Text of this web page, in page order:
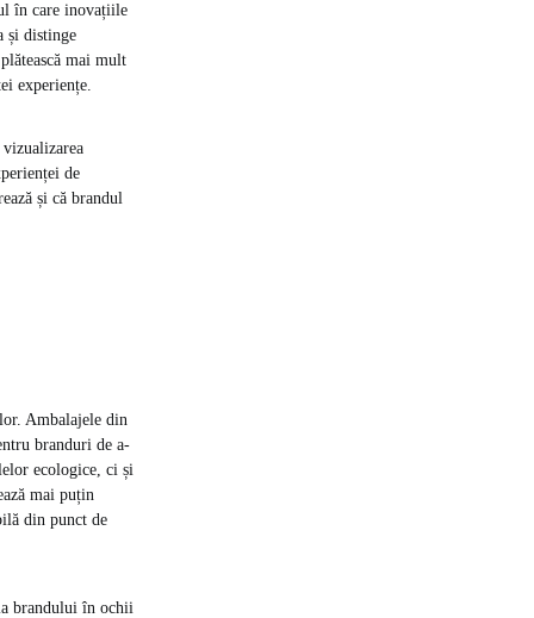
în care inovațiile
și distinge
mai mult
experiențe.
de
și că brandul
Ambalajele din
branduri de a-
ecologice, ci și
mai puțin
din punct de
brandului în ochii